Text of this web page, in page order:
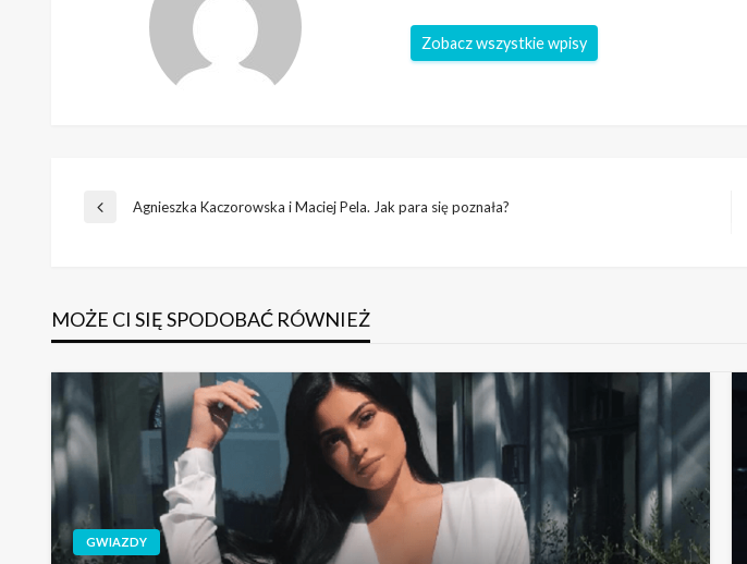
Zobacz wszystkie wpisy
Nawigacja
Poprzedni
Agnieszka Kaczorowska i Maciej Pela. Jak para się poznała?
MOŻE CI SIĘ SPODOBAĆ RÓWNIEŻ
GWIAZDY